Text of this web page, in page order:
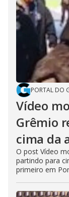
PORTAL DO
Vídeo
Grêmio
cima da
O post Vídeo
partindo para
primeiro em